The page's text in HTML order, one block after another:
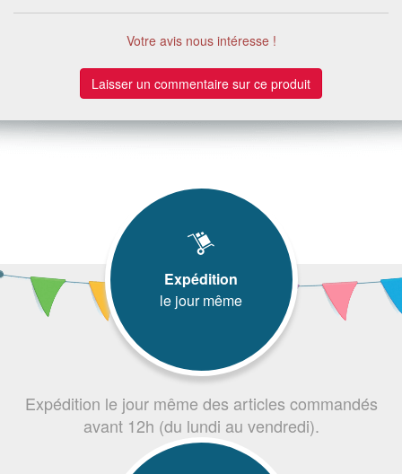
Votre avis nous intéresse !
Laisser un commentaire sur ce produit
Expédition
le jour même
Expédition le jour même des articles commandés
avant 12h (du lundi au vendredi).